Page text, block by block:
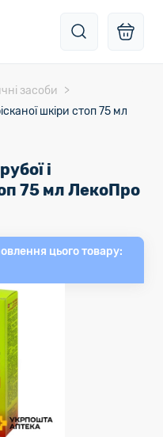
засоби
шкіри стоп 75 мл
і
75 мл ЛекоПро
цього товару: